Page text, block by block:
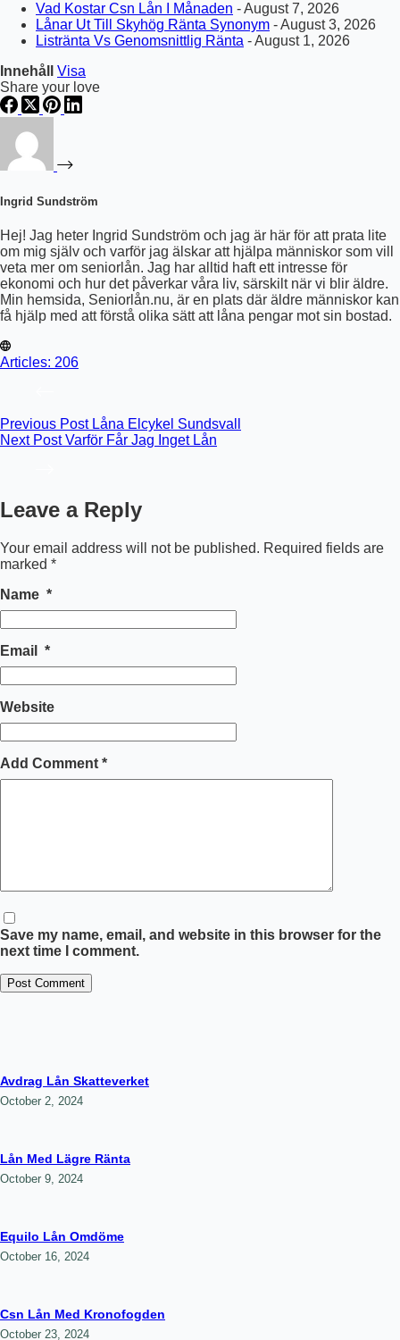
Vad Kostar Csn Lån I Månaden - August 7, 2026
Lånar Ut Till Skyhög Ränta Synonym - August 3, 2026
Listränta Vs Genomsnittlig Ränta - August 1, 2026
Innehåll
Visa
Share your love
Ingrid Sundström
Hej! Jag heter Ingrid Sundström och jag är här för att prata lite
om mig själv och varför jag älskar att hjälpa människor som vill
veta mer om seniorlån. Jag har alltid haft ett intresse för
ekonomi och hur det påverkar våra liv, särskilt när vi blir äldre.
Min hemsida, Seniorlån.nu, är en plats där äldre människor kan
få hjälp med att förstå olika sätt att låna pengar mot sin bostad.
Articles: 206
Previous Post Låna Elcykel Sundsvall
Next Post Varför Får Jag Inget Lån
Leave a Reply
Your email address will not be published. Required fields are
marked *
Name *
Email *
Website
Add Comment *
Save my name, email, and website in this browser for the
next time I comment.
Post Comment
Avdrag Lån Skatteverket
October 2, 2024
Lån Med Lägre Ränta
October 9, 2024
Equilo Lån Omdöme
October 16, 2024
Csn Lån Med Kronofogden
October 23, 2024